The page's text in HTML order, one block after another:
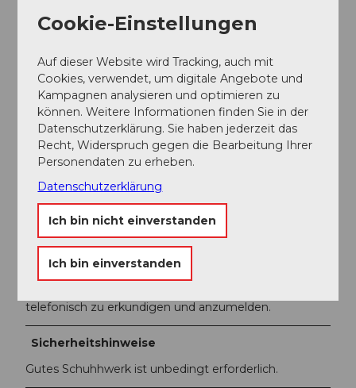
Sasso San Gottardo
Museum San Gottardo
Autor:in
Markus Fehlmann
Organisation
Verein Urner Wanderwege
Falls Sie am frühen Nachmittag zurück sind, loh t sich
telefonisch zu erkundigen und anzumelden.
Sicherheitshinweise
Gutes Schuhhwerk ist unbedingt erforderlich.
Cookie-Einstellungen
Auf dieser Website wird Tracking, auch mit
Cookies, verwendet, um digitale Angebote und
Kampagnen analysieren und optimieren zu
können. Weitere Informationen finden Sie in der
Datenschutzerklärung. Sie haben jederzeit das
Recht, Widerspruch gegen die Bearbeitung Ihrer
Personendaten zu erheben.
Datenschutzerklärung
Ich bin nicht einverstanden
Ich bin einverstanden